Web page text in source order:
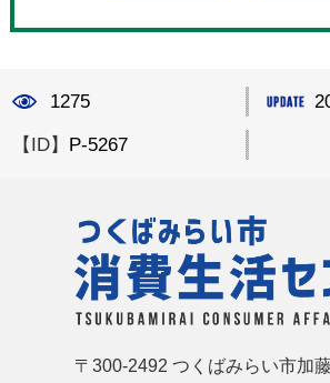
1275
【ID】 P-5267
〒300-2492 つくばみらい市加